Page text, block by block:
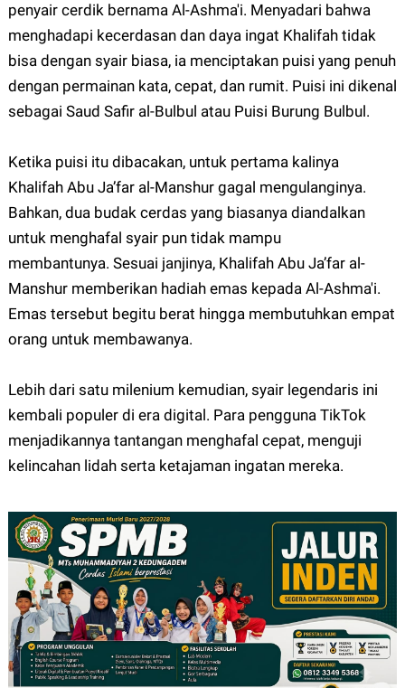
penyair cerdik bernama Al-Ashma'i. Menyadari bahwa
menghadapi kecerdasan dan daya ingat Khalifah tidak
bisa dengan syair biasa, ia menciptakan puisi yang penuh
dengan permainan kata, cepat, dan rumit. Puisi ini dikenal
sebagai Saud Safir al-Bulbul atau Puisi Burung Bulbul.
Ketika puisi itu dibacakan, untuk pertama kalinya
Khalifah Abu Ja’far al-Manshur gagal mengulanginya.
Bahkan, dua budak cerdas yang biasanya diandalkan
untuk menghafal syair pun tidak mampu
membantunya. Sesuai janjinya, Khalifah Abu Ja’far al-
Manshur memberikan hadiah emas kepada Al-Ashma'i.
Emas tersebut begitu berat hingga membutuhkan empat
orang untuk membawanya.
Lebih dari satu milenium kemudian, syair legendaris ini
kembali populer di era digital. Para pengguna TikTok
menjadikannya tantangan menghafal cepat, menguji
kelincahan lidah serta ketajaman ingatan mereka.